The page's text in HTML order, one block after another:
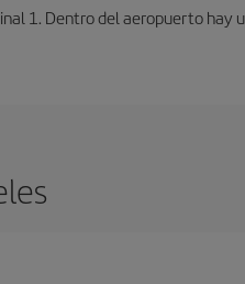
1. Dentro del aeropuerto hay